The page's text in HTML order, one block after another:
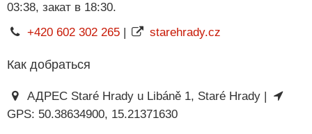
03:38, закат в 18:30.
+420 602 302 265| starehrady.cz
Как добраться
АДРЕС Staré Hrady u Libáně 1, Staré Hrady |
GPS: 50.38634900, 15.21371630